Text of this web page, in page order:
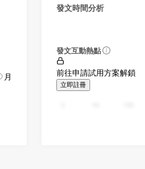
月
發文時間分析
發文互動熱點
前往申請試用方案解鎖
立即註冊